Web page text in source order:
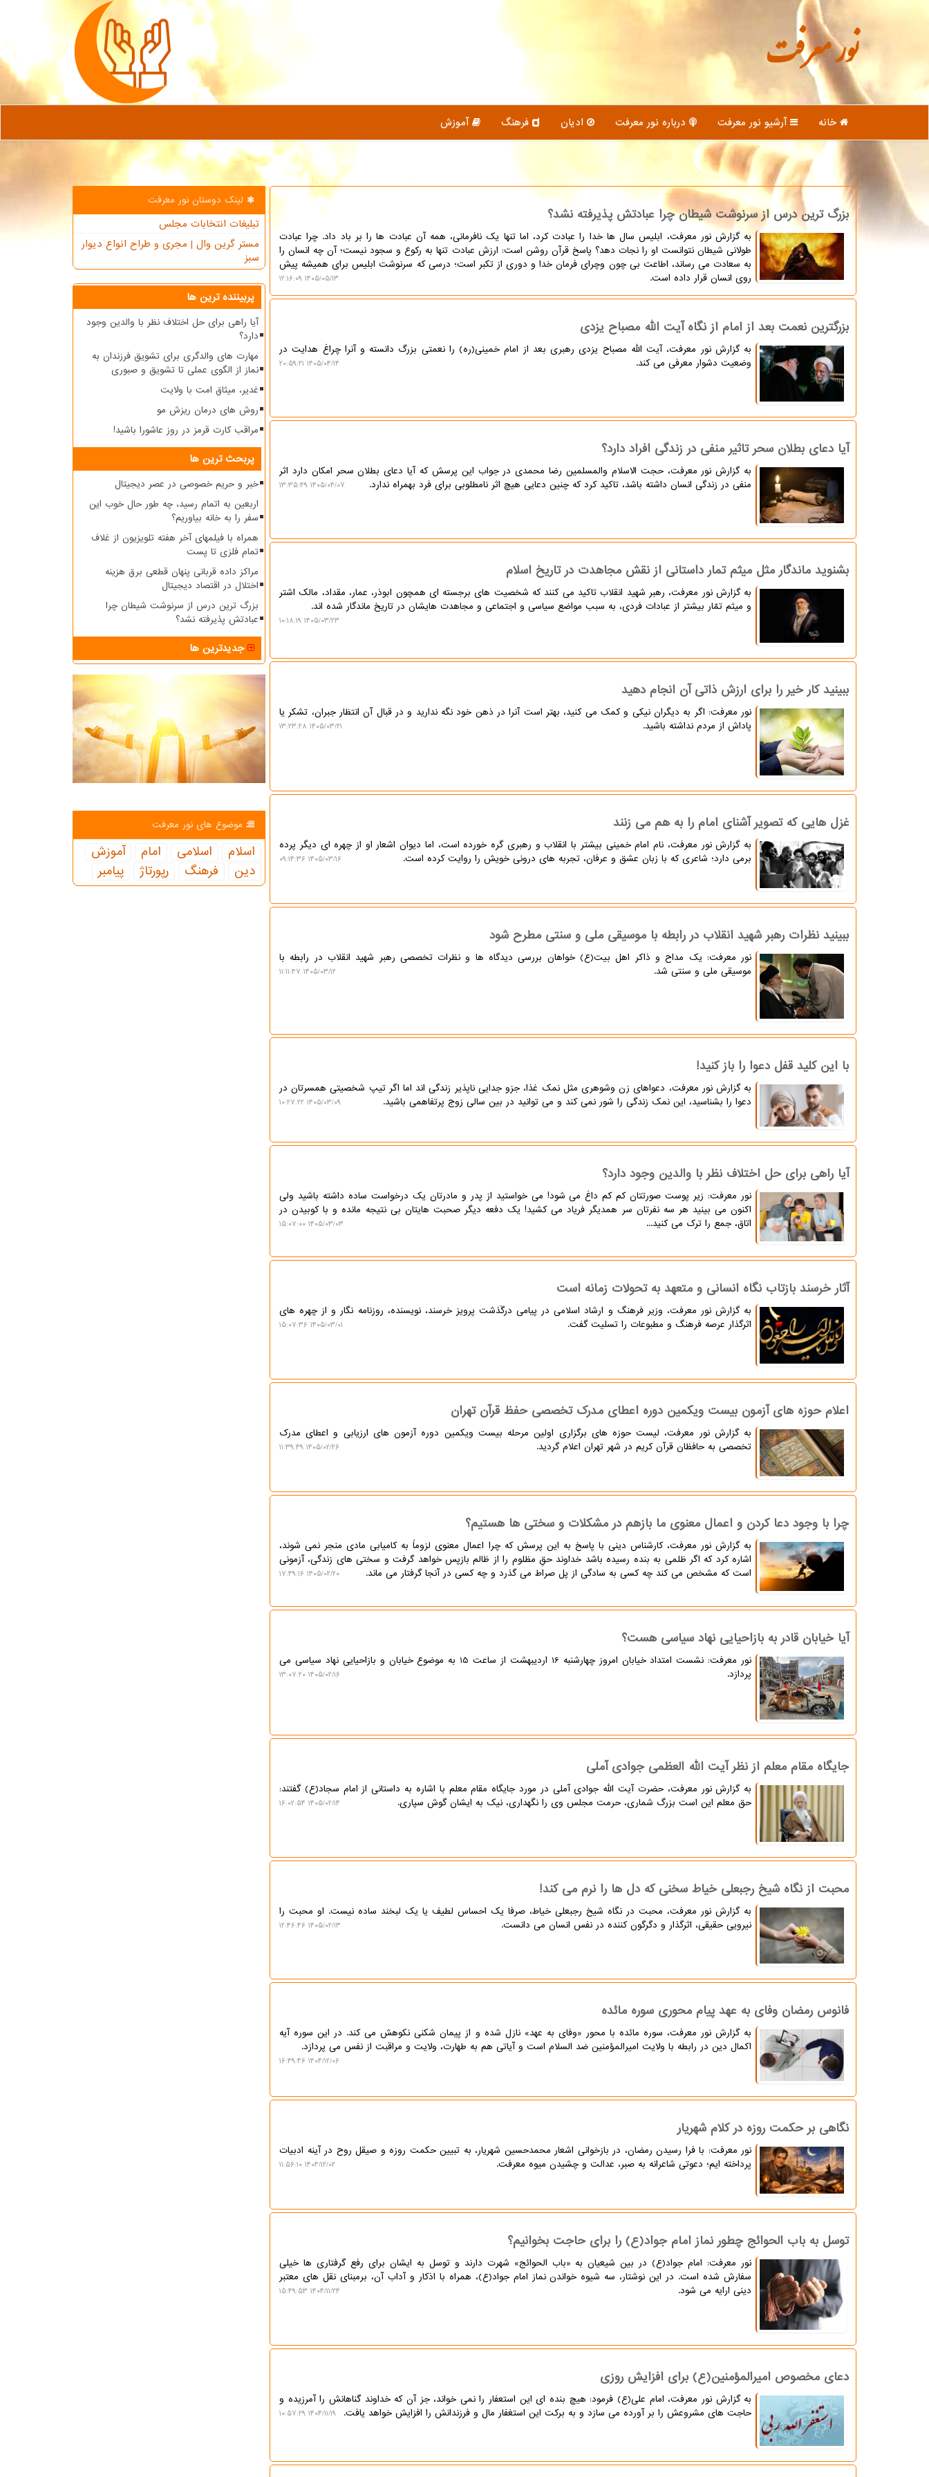
نور معرفت
خانه آرشیو نور معرفت درباره نور معرفت ادیان فرهنگ آموزش
آرشیو مطالب : فرهنگ
بزرگ ترین درس از سرنوشت شیطان چرا عبادتش پذیرفته نشد؟
به گزارش نور معرفت، ابلیس سال ها خدا را عبادت کرد، اما تنها یک نافرمانی، همه آن عبادت ها را بر باد داد. چرا عبادت
طولانی شیطان نتوانست او را نجات دهد؟ پاسخ قرآن روشن است: ارزش عبادت تنها به رکوع و سجود نیست؛ آن چه انسان را
به سعادت می رساند، اطاعت بی چون وچرای فرمان خدا و دوری از تکبر است؛ درسی که سرنوشت ابلیس برای همیشه پیش
روی انسان قرار داده است.
۱۴۰۵/۰۵/۱۳ ۱۲:۱۶:۰۹
بزرگترین نعمت بعد از امام از نگاه آیت الله مصباح یزدی
به گزارش نور معرفت، آیت الله مصباح یزدی رهبری بعد از امام خمینی(ره) را نعمتی بزرگ دانسته و آنرا چراغ هدایت در
وضعیت دشوار معرفی می کند.
۱۴۰۵/۰۴/۱۴ ۲۰:۵۹:۲۱
آیا دعای بطلان سحر تاثیر منفی در زندگی افراد دارد؟
به گزارش نور معرفت، حجت الاسلام والمسلمین رضا محمدی در جواب این پرسش که آیا دعای بطلان سحر امکان دارد اثر
منفی در زندگی انسان داشته باشد، تاکید کرد که چنین دعایی هیچ اثر نامطلوبی برای فرد بهمراه ندارد.
۱۴۰۵/۰۴/۰۷ ۱۳:۳۵:۴۹
بشنوید ماندگار مثل میثم تمار داستانی از نقش مجاهدت در تاریخ اسلام
به گزارش نور معرفت، رهبر شهید انقلاب تاکید می کنند که شخصیت های برجسته ای همچون ابوذر، عمار، مقداد، مالک اشتر
و میثم تمّار بیشتر از عبادات فردی، به سبب مواضع سیاسی و اجتماعی و مجاهدت هایشان در تاریخ ماندگار شده اند.
۱۴۰۵/۰۳/۲۳ ۱۰:۱۸:۱۹
ببینید کار خیر را برای ارزش ذاتی آن انجام دهید
نور معرفت: اگر به دیگران نیکی و کمک می کنید، بهتر است آنرا در ذهن خود نگه ندارید و در قبال آن انتظار جبران، تشکر یا
پاداش از مردم نداشته باشید.
۱۴۰۵/۰۳/۲۱ ۱۳:۲۳:۲۸
غزل هایی که تصویر آشنای امام را به هم می زنند
به گزارش نور معرفت، نام امام خمینی بیشتر با انقلاب و رهبری گره خورده است، اما دیوان اشعار او از چهره ای دیگر پرده
برمی دارد؛ شاعری که با زبان عشق و عرفان، تجربه های درونی خویش را روایت کرده است.
۱۴۰۵/۰۳/۱۶ ۰۹:۱۴:۳۶
ببینید نظرات رهبر شهید انقلاب در رابطه با موسیقی ملی و سنتی مطرح شود
نور معرفت: یک مداح و ذاکر اهل بیت(ع) خواهان بررسی دیدگاه ها و نظرات تخصصی رهبر شهید انقلاب در رابطه با
موسیقی ملی و سنتی شد.
۱۴۰۵/۰۳/۱۲ ۱۱:۱۱:۴۷
با این کلید قفل دعوا را باز کنید!
به گزارش نور معرفت، دعواهای زن وشوهری مثل نمک غذا، جزو جدایی ناپذیر زندگی اند اما اگر تیپ شخصیتی همسرتان در
دعوا را بشناسید، این نمک زندگی را شور نمی کند و می توانید در بین سالی زوج پرتفاهمی باشید.
۱۴۰۵/۰۳/۰۹ ۱۰:۲۷:۲۲
آیا راهی برای حل اختلاف نظر با والدین وجود دارد؟
نور معرفت: زیر پوست صورتتان کم کم داغ می شود! می خواستید از پدر و مادرتان یک درخواست ساده داشته باشید ولی
اکنون می بینید هر سه نفرتان سر همدیگر فریاد می کشید! یک دفعه دیگر صحبت هایتان بی نتیجه مانده و با کوبیدن در
اتاق، جمع را ترک می کنید...
۱۴۰۵/۰۳/۰۳ ۱۵:۰۷:۰۰
آثار خرسند بازتاب نگاه انسانی و متعهد به تحولات زمانه است
به گزارش نور معرفت، وزیر فرهنگ و ارشاد اسلامی در پیامی درگَذشت پرویز خرسند، نویسنده، روزنامه نگار و از چهره های
اثرگذار عرصه فرهنگ و مطبوعات را تسلیت گفت.
۱۴۰۵/۰۳/۰۱ ۱۵:۰۷:۳۶
اعلام حوزه های آزمون بیست ویکمین دوره اعطای مدرک تخصصی حفظ قرآن تهران
به گزارش نور معرفت، لیست حوزه های برگزاری اولین مرحله بیست ویکمین دوره آزمون های ارزیابی و اعطای مدرک
تخصصی به حافظان قرآن کریم در شهر تهران اعلام گردید.
۱۴۰۵/۰۲/۲۶ ۱۱:۳۹:۴۹
چرا با وجود دعا کردن و اعمال معنوی ما بازهم در مشکلات و سختی ها هستیم؟
به گزارش نور معرفت، کارشناس دینی با پاسخ به این پرسش که چرا اعمال معنوی لزوماً به کامیابی مادی منجر نمی شوند،
اشاره کرد که اگر ظلمی به بنده رسیده باشد خداوند حقِ مظلوم را از ظالم بازپس خواهد گرفت و سختی های زندگی، آزمونی
است که مشخص می کند چه کسی به سادگی از پل صراط می گذرد و چه کسی در آنجا گرفتار می ماند.
۱۴۰۵/۰۲/۲۰ ۱۷:۴۹:۱۶
آیا خیابان قادر به بازاحیایی نهاد سیاسی هست؟
نور معرفت: نشست امتداد خیابان امروز چهارشنبه 16 اردیبهشت از ساعت 15 به موضوع خیابان و بازاحیایی نهاد سیاسی می
پردازد.
۱۴۰۵/۰۲/۱۶ ۱۳:۰۷:۲۰
جایگاه مقام معلم از نظر آیت الله العظمی جوادی آملی
به گزارش نور معرفت، حضرت آیت الله جوادی آملی در مورد جایگاه مقام معلم با اشاره به داستانی از امام سجاد(ع) گفتند:
حق معلم این است بزرگ شماری، حرمت مجلس وی را نگهداری، نیک به ایشان گوش سپاری.
۱۴۰۵/۰۲/۱۴ ۱۶:۰۲:۵۴
محبت از نگاه شیخ رجبعلی خیاط سخنی که دل ها را نرم می کند!
به گزارش نور معرفت، محبت در نگاه شیخ رجبعلی خیاط، صرفا یک احساس لطیف یا یک لبخند ساده نیست. او محبت را
نیرویی حقیقی، اثرگذار و دگرگون کننده در نفس انسان می دانست.
۱۴۰۵/۰۲/۱۳ ۱۲:۴۶:۴۶
فانوس رمضان وفای به عهد پیام محوری سوره مائده
به گزارش نور معرفت، سوره مائده با محور «وفای به عهد» نازل شده و از پیمان شکنی نکوهش می کند. در این سوره آیه
اکمال دین در رابطه با ولایت امیرالمؤمنین ضد السلام است و آیاتی هم به طهارت، ولایت و مراقبت از نفس می پردازد.
۱۴۰۴/۱۲/۰۶ ۱۶:۴۹:۴۶
نگاهی بر حکمت روزه در کلام شهریار
نور معرفت: با فرا رسیدن رمضان، در بازخوانی اشعار محمدحسین شهریار، به تبیین حکمت روزه و صیقل روح در آینه ادبیات
پرداخته ایم؛ دعوتی شاعرانه به صبر، عدالت و چشیدن میوه معرفت.
۱۴۰۴/۱۲/۰۲ ۱۱:۵۶:۱۰
توسل به باب الحوائج چطور نماز امام جواد(ع) را برای حاجت بخوانیم؟
نور معرفت: امام جواد(ع) در بین شیعیان به «باب الحوائج» شهرت دارند و توسل به ایشان برای رفع گرفتاری ها خیلی
سفارش شده است. در این نوشتار، سه شیوه خواندن نماز امام جواد(ع)، همراه با اذکار و آداب آن، برمبنای نقل های معتبر
دینی ارایه می شود.
۱۴۰۴/۱۱/۲۴ ۱۵:۴۹:۵۳
دعای مخصوص امیرالمؤمنین(ع) برای افزایش روزی
به گزارش نور معرفت، امام علی(ع) فرمود: هیچ بنده ای این استعفار را نمی خواند، جز آن که خداوند گناهانش را آمرزیده و
حاجت های مشروعش را بر آورده می سازد و به برکت این استغفار مال و فرزندانش را افزایش خواهد یافت.
۱۴۰۴/۱۱/۱۹ ۱۰:۵۷:۲۹
لینک دوستان نور معرفت
تبلیغات انتخابات مجلس
مستر گرین وال | مجری و طراح انواع دیوار
سبز
پربیننده ترین ها
آیا راهی برای حل اختلاف نظر با والدین وجود
دارد؟
مهارت های والدگری برای تشویق فرزندان به
نماز از الگوی عملی تا تشویق و صبوری
غدیر، میثاق امت با ولایت
روش های درمان ریزش مو
مراقب کارت قرمز در روز عاشورا باشید!
پربحث ترین ها
خبر و حریم خصوصی در عصر دیجیتال
اربعین به اتمام رسید، چه طور حال خوب این
سفر را به خانه بیاوریم؟
همراه با فیلمهای آخر هفته تلویزیون از غلاف
تمام فلزی تا پست
مراکز داده قربانی پنهان قطعی برق هزینه
اختلال در اقتصاد دیجیتال
بزرگ ترین درس از سرنوشت شیطان چرا
عبادتش پذیرفته نشد؟
جدیدترین ها
موضوع های نور معرفت
اسلام اسلامی امام
آموزش
دین
فرهنگ رپورتاژ پیامبر